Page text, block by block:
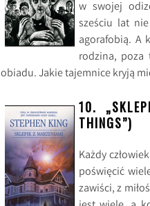
w swojej
sześciu lat
agorafobią. A
rodzina, poza
obiadu. Jakie tajemnice kryją
10.
THINGS”)
Każdy
poświęcić
zawiści, z